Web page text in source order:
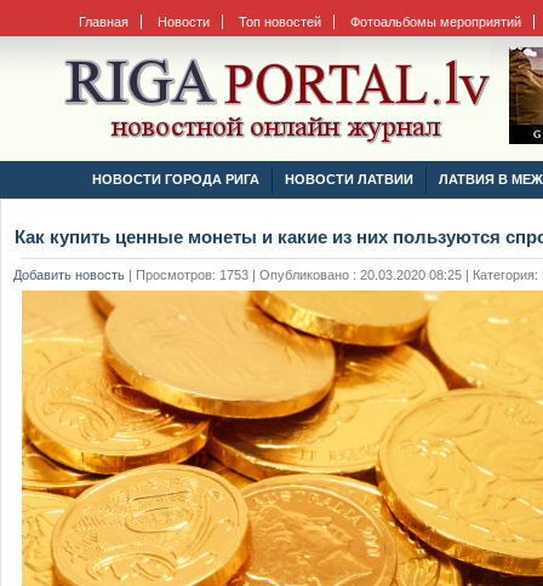
Главная Новости Топ новостей Фотоальбомы мероприятий
НОВОСТИ ГОРОДА РИГА НОВОСТИ ЛАТВИИ ЛАТВИЯ В
Как купить ценные монеты и какие из них пользуются
Добавить новость | Просмотров: 1753 | Опубликовано : 20.03.2020 08:25 | Категория: